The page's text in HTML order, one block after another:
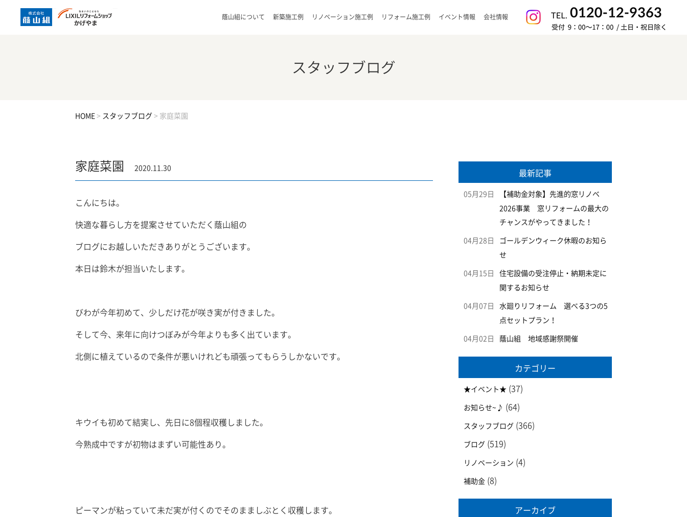
蔭山組について 新築施工例 リノベーション施工例 リフォーム施工例 イベント情報 会社情報
スタッフブログ
HOME > スタッフブログ > 家庭菜園
家庭菜園 2020.11.30
こんにちは。
快適な暮らし方を提案させていただく蔭山組の
ブログにお越しいただきありがとうございます。
本日は鈴木が担当いたします。
びわが今年初めて、少しだけ花が咲き実が付きました。
そして今、来年に向けつぼみが今年よりも多く出ています。
北側に植えているので条件が悪いけれども頑張ってもらうしかないです。
キウイも初めて結実し、先日に8個程収穫しました。
今熟成中ですが初物はまずい可能性あり。
ピーマンが粘っていて未だ実が付くのでそのまましぶとく収穫します。
最新記事
05月29日
【補助金対象】先進的窓リノベ
2026事業 窓リフォームの最大の
チャンスがやってきました！
04月28日
ゴールデンウィーク休暇のお知ら
せ
04月15日
住宅設備の受注停止・納期未定に
関するお知らせ
04月07日
水廻りリフォーム 選べる3つの5
点セットプラン！
04月02日 蔭山組 地域感謝祭開催
カテゴリー
★イベント★ (37)
お知らせ~♪ (64)
スタッフブログ (366)
ブログ (519)
リノベーション (4)
補助金 (8)
アーカイブ